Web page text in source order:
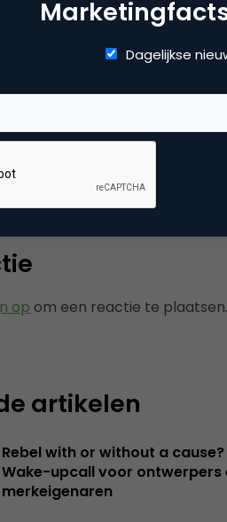
op om een reactie te plaatsen.
artikelen
Rebel with or without a cause?
Wake-upcall voor ontwerpers
merkeigenaren
Dagelijkse